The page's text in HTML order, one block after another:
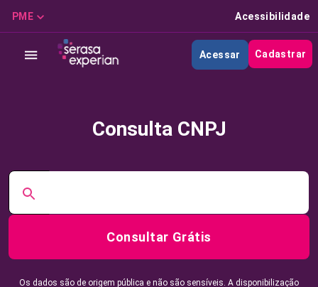
PME Acessibilidade
Acessar Cadastrar
Consulta CNPJ
Consultar Grátis
Os dados são de origem pública e não são sensíveis. A disponibilização